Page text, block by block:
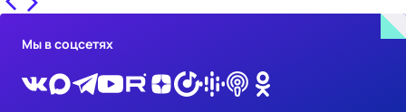
Мы в соцсетях